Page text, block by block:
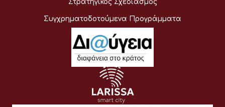
Στρατηγικός Σχεδιασμός
Συγχρηματοδοτούμενα Προγράμματα